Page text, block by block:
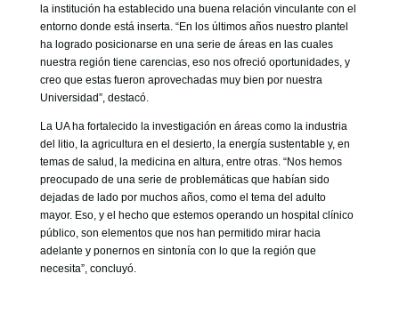
la institución ha establecido una buena relación vinculante con el
entorno donde está inserta. “En los últimos años nuestro plantel
ha logrado posicionarse en una serie de áreas en las cuales
nuestra región tiene carencias, eso nos ofreció oportunidades, y
creo que estas fueron aprovechadas muy bien por nuestra
Universidad”, destacó.
La UA ha fortalecido la investigación en áreas como la industria
del litio, la agricultura en el desierto, la energía sustentable y, en
temas de salud, la medicina en altura, entre otras. “Nos hemos
preocupado de una serie de problemáticas que habían sido
dejadas de lado por muchos años, como el tema del adulto
mayor. Eso, y el hecho que estemos operando un hospital clínico
público, son elementos que nos han permitido mirar hacia
adelante y ponernos en sintonía con lo que la región que
necesita”, concluyó.